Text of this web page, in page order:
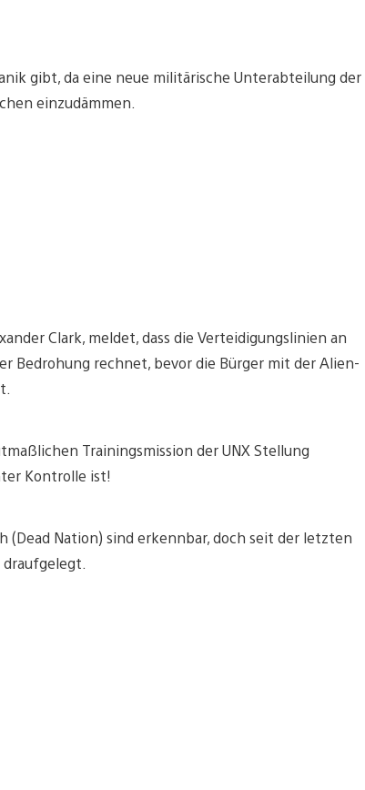
gibt, da eine neue militärische Unterabteilung der
einzudämmen.
Clark, meldet, dass die Verteidigungslinien an
Bedrohung rechnet, bevor die Bürger mit der Alien-
Trainingsmission der UNX Stellung
Kontrolle ist!
Nation) sind erkennbar, doch seit der letzten